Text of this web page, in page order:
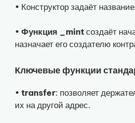
• Конструктор задаёт
• Функция _mintсоздаёт
назначает его создателю
Ключевые функции
• transfer: позволяет
их на другой адрес.